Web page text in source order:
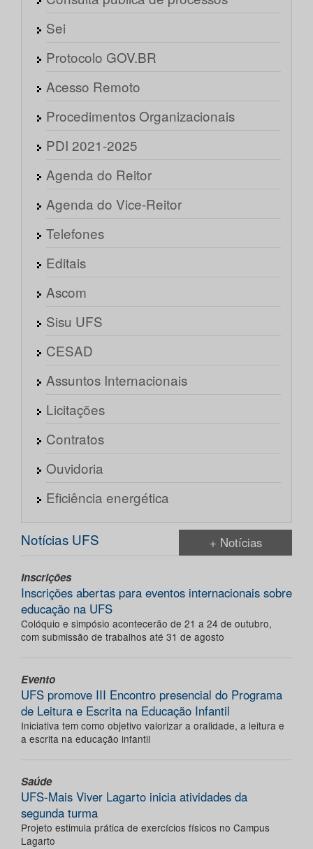
Sei
Protocolo GOV.BR
Acesso Remoto
Procedimentos Organizacionais
PDI 2021-2025
Agenda do Reitor
Agenda do Vice-Reitor
Telefones
Editais
Ascom
Sisu UFS
CESAD
Assuntos Internacionais
Licitações
Contratos
Ouvidoria
Eficiência energética
Notícias UFS + Notícias
Inscrições
Inscrições abertas para eventos internacionais sobre
educação na UFS
Colóquio e simpósio acontecerão de 21 a 24 de outubro,
com submissão de trabalhos até 31 de agosto
Evento
UFS promove III Encontro presencial do Programa
de Leitura e Escrita na Educação Infantil
Iniciativa tem como objetivo valorizar a oralidade, a leitura e
a escrita na educação infantil
Saúde
UFS-Mais Viver Lagarto inicia atividades da
segunda turma
Projeto estimula prática de exercícios físicos no Campus
Lagarto